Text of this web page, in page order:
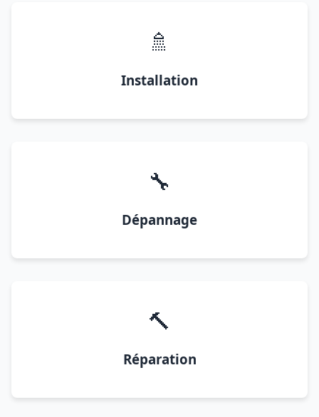
🚿
Installation
🔧
Dépannage
🔨
Réparation